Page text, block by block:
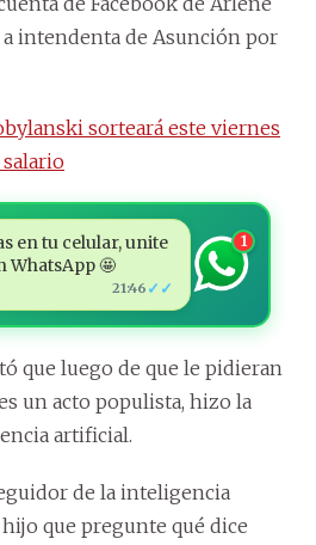
a intendenta de Asunción por
sorteará este viernes
en tu celular, unite
WhatsApp 🤩
21:46 ✓✓
1
que luego de que le pidieran
un acto populista, hizo la
artificial.
de la inteligencia
que pregunte qué dice